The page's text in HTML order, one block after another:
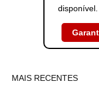
MAIS RECENTES